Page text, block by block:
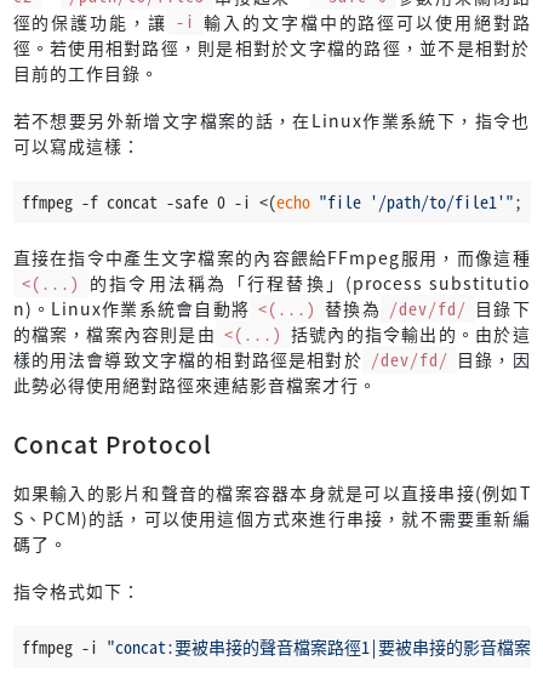
徑的保護功能，讓 -i 輸入的文字檔中的路徑可以使用絕對路
徑。若使用相對路徑，則是相對於文字檔的路徑，並不是相對於
目前的工作目錄。
若不想要另外新增文字檔案的話，在Linux作業系統下，指令也
可以寫成這樣：
ffmpeg -f concat -safe 0 -i <(echo "file '/path/to/file1'";
直接在指令中產生文字檔案的內容餵給FFmpeg服用，而像這種
<(...) 的指令用法稱為「行程替換」(process substitutio
n)。Linux作業系統會自動將 <(...) 替換為 /dev/fd/ 目錄下
的檔案，檔案內容則是由 <(...) 括號內的指令輸出的。由於這
樣的用法會導致文字檔的相對路徑是相對於 /dev/fd/ 目錄，因
此勢必得使用絕對路徑來連結影音檔案才行。
Concat Protocol
如果輸入的影片和聲音的檔案容器本身就是可以直接串接(例如T
S、PCM)的話，可以使用這個方式來進行串接，就不需要重新編
碼了。
指令格式如下：
ffmpeg -i "concat:要被串接的聲音檔案路徑1|要被串接的影音檔案